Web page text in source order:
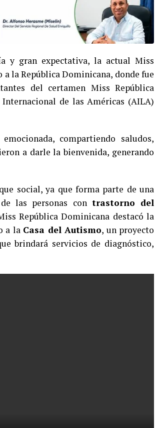
y gran expectativa, la actual Miss
a la República Dominicana, donde fue
del certamen Miss República
de las Américas (AILA)
compartiendo saludos,
a darle la bienvenida, generando
social, ya que forma parte de una
las personas con trastorno del
República Dominicana destacó la
a la Casa del Autismo, un proyecto
brindará servicios de diagnóstico,